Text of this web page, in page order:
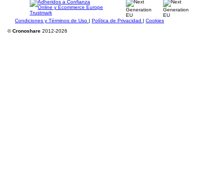
Condiciones y Términos de Uso | Política de Privacidad | Cookies
©Cronoshare 2012-2026